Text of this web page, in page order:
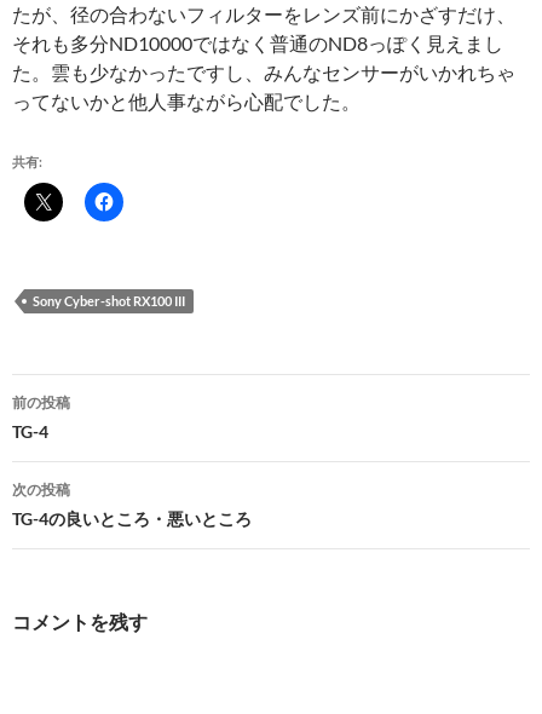
たが、径の合わないフィルターをレンズ前にかざすだけ、
それも多分ND10000ではなく普通のND8っぽく見えまし
た。雲も少なかったですし、みんなセンサーがいかれちゃ
ってないかと他人事ながら心配でした。
共有:
Sony Cyber-shot RX100 III
投
稿
ナ
ビ
ゲ
前の投稿
TG-4
次の投稿
TG-4の良いところ・悪いところ
コメントを残す